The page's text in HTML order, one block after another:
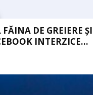
DE GREIERE ȘI
INTERZICE...